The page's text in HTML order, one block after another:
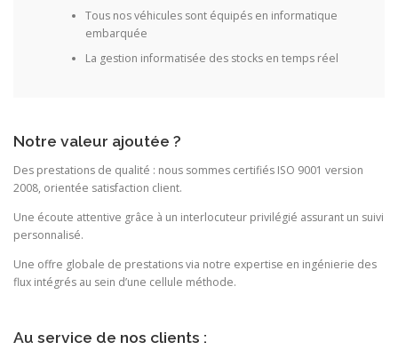
Tous nos véhicules sont équipés en informatique
embarquée
La gestion informatisée des stocks en temps réel
Notre valeur ajoutée ?
Des prestations de qualité : nous sommes certifiés ISO 9001 version
2008, orientée satisfaction client.
Une écoute attentive grâce à un interlocuteur privilégié assurant un suivi
personnalisé.
Une offre globale de prestations via notre expertise en ingénierie des
flux intégrés au sein d’une cellule méthode.
Au service de nos clients :